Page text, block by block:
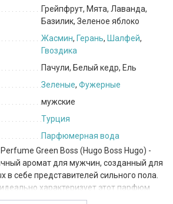
Грейпфрут, Мята, Лаванда,
Базилик, Зеленое яблоко
Жасмин, Герань, Шалфей,
Гвоздика
Пачули, Белый кедр, Ель
Зеленые, Фужерные
мужские
Турция
Парфюмерная вода
Green Boss (Hugo Boss Hugo) -
аромат для мужчин, созданный для
в себе представителей сильного пола.
характеризует этот парфюм.